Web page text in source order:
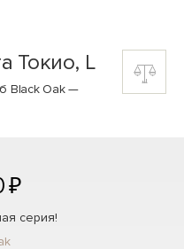
Токио, L
Black Oak—
₽
серия!